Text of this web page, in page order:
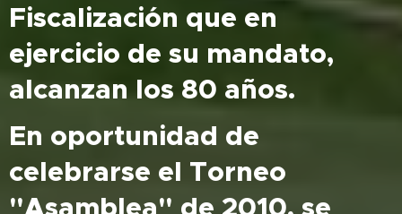
Fiscalización que en
ejercicio de su mandato,
alcanzan los 80 años.
En oportunidad de
celebrarse el Torneo